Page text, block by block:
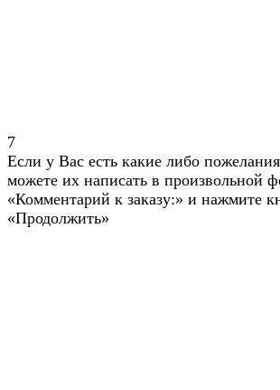
7
Если у Вас есть какие либо
можете их написать в произвольной
«Комментарий к заказу:» и нажмите
«Продолжить»